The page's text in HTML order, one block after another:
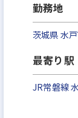
勤務地
茨城県水
最寄り駅
JR常磐線